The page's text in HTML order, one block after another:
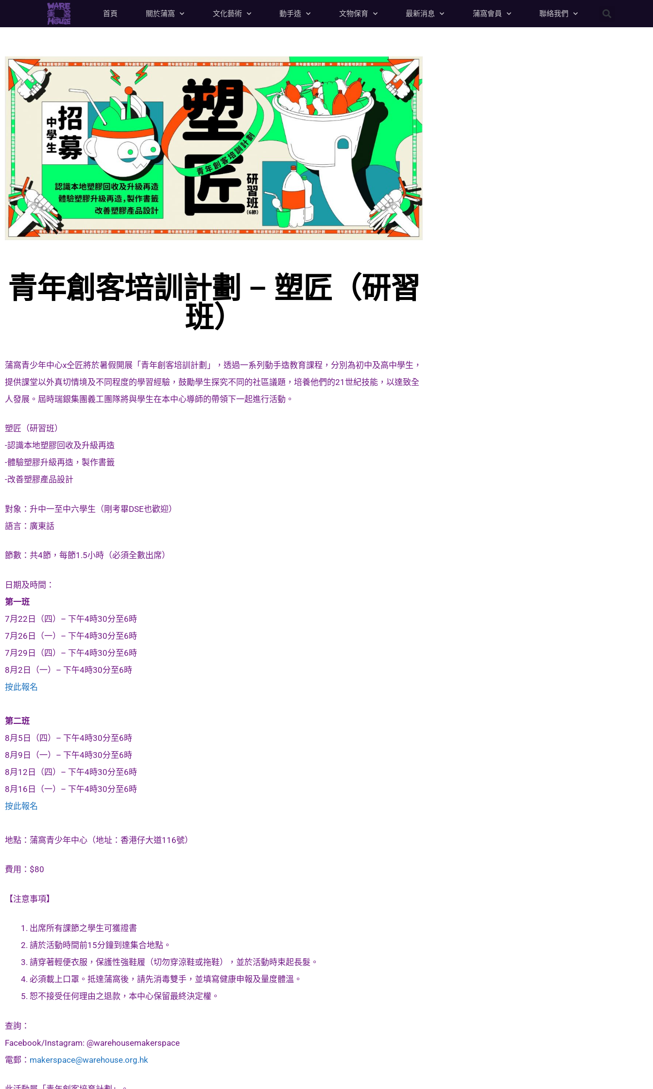
首頁 關於蒲窩 文化藝術 動手造 文物保育 最新消息 蒲窩會員 聯絡我們
青年創客培訓計劃 – 塑匠（研習
班）
蒲窩青少年中心x仝匠將於暑假開展「青年創客培訓計劃」，透過一系列動手造教育課程，分別為初中及高中學生，
提供課堂以外真切情境及不同程度的學習經驗，鼓勵學生探究不同的社區議題，培養他們的21世紀技能，以達致全
人發展。屆時瑞銀集團義工團隊將與學生在本中心導師的帶領下一起進行活動。
塑匠（研習班）
-認識本地塑膠回收及升級再造
-體驗塑膠升級再造，製作書籤
-改善塑膠產品設計
對象：升中一至中六學生（剛考畢DSE也歡迎）
語言：廣東話
節數：共4節，每節1.5小時（必須全數出席）
日期及時間：
第一班
7月22日（四）– 下午4時30分至6時
7月26日（一）– 下午4時30分至6時
7月29日（四）– 下午4時30分至6時
8月2日（一）– 下午4時30分至6時
按此報名
第二班
8月5日（四）– 下午4時30分至6時
8月9日（一）– 下午4時30分至6時
8月12日（四）– 下午4時30分至6時
8月16日（一）– 下午4時30分至6時
按此報名
地點：蒲窩青少年中心（地址：香港仔大道116號）
費用：$80
【注意事項】
出席所有課節之學生可獲證書
請於活動時間前15分鐘到達集合地點。
請穿著輕便衣服，保護性強鞋履（切勿穿涼鞋或拖鞋），並於活動時束起長髮。
必須載上口罩。抵達蒲窩後，請先消毒雙手，並填寫健康申報及量度體溫。
恕不接受任何理由之退款，本中心保留最終決定權。
查詢：
Facebook/Instagram: @warehousemakerspace
電郵： makerspace@warehouse.org.hk